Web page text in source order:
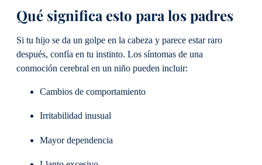
Qué significa esto para los padres
Si tu hijo se da un golpe en la cabeza y parece estar raro
después, confía en tu instinto. Los síntomas de una
conmoción cerebral en un niño pueden incluir:
Cambios de comportamiento
Irritabilidad inusual
Mayor dependencia